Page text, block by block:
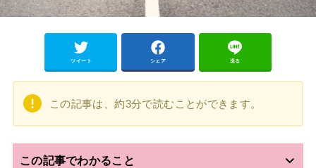
ツイート シェア 送る
この記事は、約3分で読むことができます。
この記事でわかること